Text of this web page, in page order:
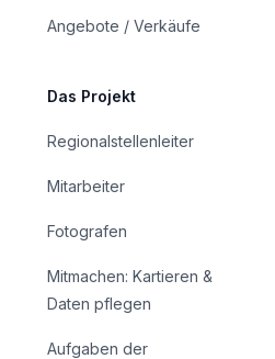
Angebote / Verkäufe
Das Projekt
Regionalstellenleiter
Mitarbeiter
Fotografen
Mitmachen: Kartieren &
Daten pflegen
Aufgaben der